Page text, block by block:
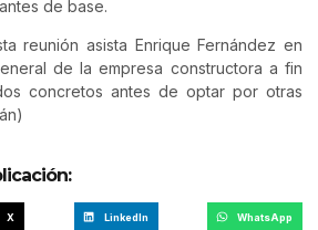
de base.
reunión asista Enrique Fernández en
de la empresa constructora a fin
concretos antes de optar por otras
X LinkedIn WhatsApp